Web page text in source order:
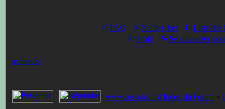
FAQ Rechercher
Liste des
Profil
Se connecter
recherche
www.rossolis.org Index du Forum »